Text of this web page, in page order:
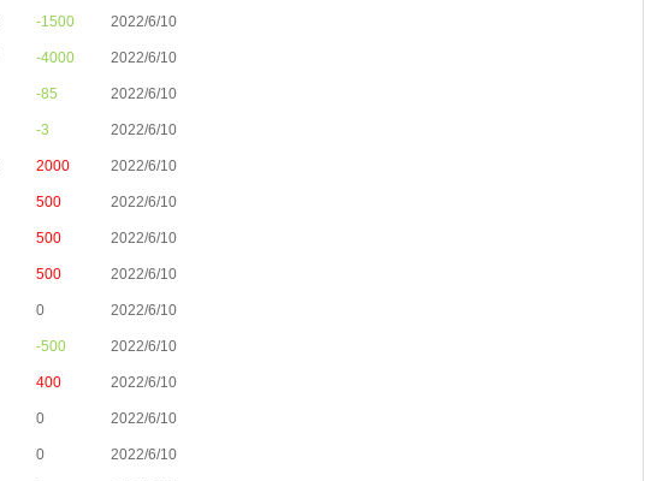
-1500 2022/6/10
-4000 2022/6/10
-85 2022/6/10
-3 2022/6/10
2000 2022/6/10
500 2022/6/10
500 2022/6/10
500 2022/6/10
0 2022/6/10
-500 2022/6/10
400 2022/6/10
0 2022/6/10
0 2022/6/10